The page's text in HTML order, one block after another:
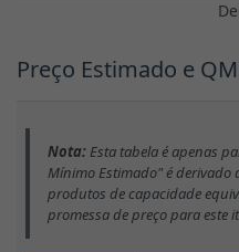
Preço Estimado e
Nota:Esta tabela é apenas
Mínimo Estimado" é derivado
produtos de capacidade
promessa de preço para este